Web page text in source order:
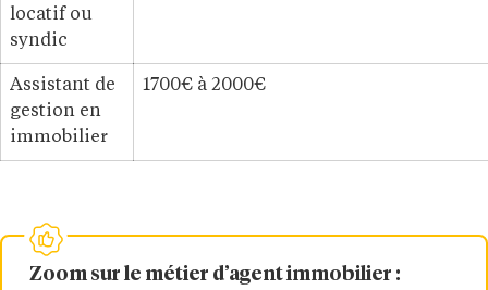
locatif ou
syndic
Assistant de
gestion en
immobilier
1700€ à 2000€
Zoom sur le métier d’agent immobilier :